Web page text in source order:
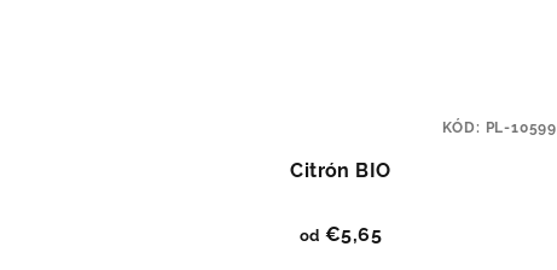
Citrón BIO
od €5,65
KÓD: PL-10599